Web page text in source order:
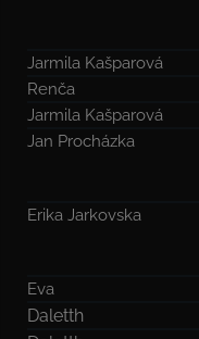
Jarmila Kašparová
Renča
Jarmila Kašparová
Jan Procházka
Erika Jarkovska
Eva
Daletth